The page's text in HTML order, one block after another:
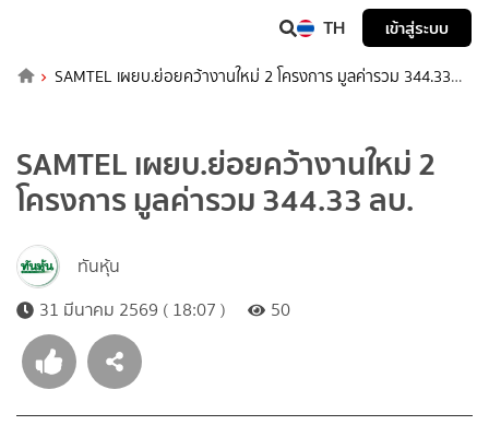
TH เข้าสู่ระบบ
SAMTEL เผยบ.ย่อยคว้างานใหม่ 2 โครงการ มูลค่ารวม 344.33
SAMTEL เผยบ.ย่อยคว้างานใหม่ 2
โครงการ มูลค่ารวม 344.33 ลบ.
ทันหุ้น
31 มีนาคม 2569 ( 18:07 )
50